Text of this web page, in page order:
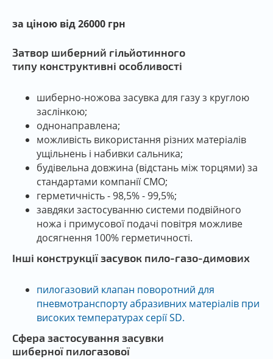
за ціною від 26000 грн
Затвор шиберний гільйотинного
типу конструктивні особливості
шиберно-ножова засувка для газу з круглою
заслінкою;
однонаправлена;
можливість використання різних матеріалів
ущільнень і набивки сальника;
будівельна довжина (відстань між торцями) за
стандартами компанії CMO;
герметичність - 98,5% - 99,5%;
завдяки застосуванню системи подвійного
ножа і примусової подачі повітря можливе
досягнення 100% герметичності.
Інші конструкції засувок пило-газо-димових
пилогазовий клапан поворотний для
пневмотранспорту абразивних матеріалів при
високих температурах серії SD.
Сфера застосування засувки
шиберної пилогазової